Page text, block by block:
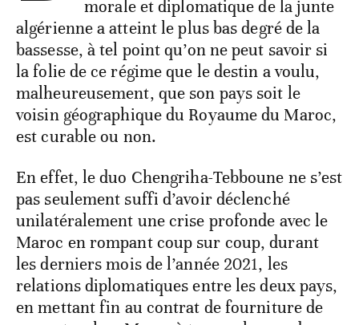
morale et diplomatique de la junte
algérienne a atteint le plus bas degré de la
bassesse, à tel point qu’on ne peut savoir si
la folie de ce régime que le destin a voulu,
malheureusement, que son pays soit le
voisin géographique du Royaume du Maroc,
est curable ou non.
En effet, le duo Chengriha-Tebboune ne s’est
pas seulement suffi d’avoir déclenché
unilatéralement une crise profonde avec le
Maroc en rompant coup sur coup, durant
les derniers mois de l’année 2021, les
relations diplomatiques entre les deux pays,
en mettant fin au contrat de fourniture de